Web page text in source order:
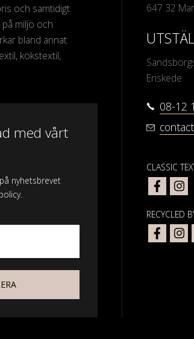
och samtidigt
miljö och
bland annat:
kökstextil,
med vårt
nyhetsbrevet
647 32
Enskede
08-12
CLASSIC
RECYCLED